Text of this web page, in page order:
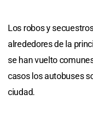
Los robos y
alrededores de la
se han vuelto
casos los autobuses
ciudad.